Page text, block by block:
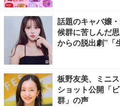
話題のキャバ嬢
候群に苦しんだ
からの脱出劇”「
板野友美、ミニ
ショット公開「
群」の声